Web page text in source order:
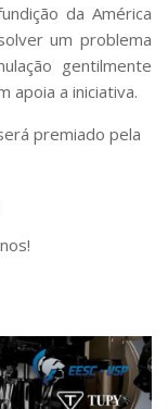
da América
um problema
gentilmente
apoia a iniciativa.
premiado pela